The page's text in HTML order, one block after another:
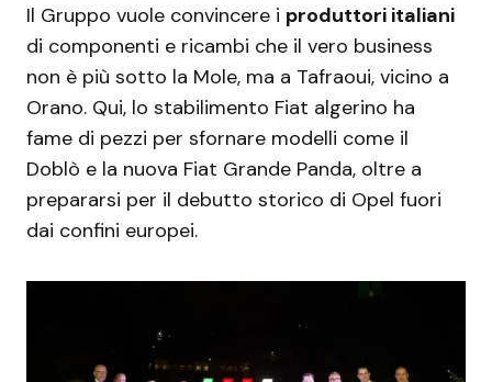
Il Gruppo vuole convincere i produttori italiani
di componenti e ricambi che il vero business
non è più sotto la Mole, ma a Tafraoui, vicino a
Orano. Qui, lo stabilimento Fiat algerino ha
fame di pezzi per sfornare modelli come il
Doblò e la nuova Fiat Grande Panda, oltre a
prepararsi per il debutto storico di Opel fuori
dai confini europei.